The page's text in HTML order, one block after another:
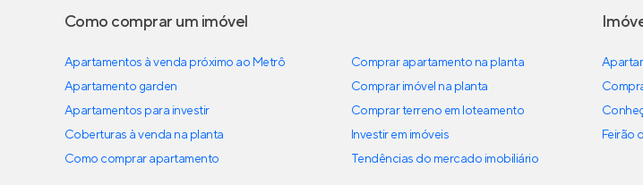
Como comprar um imóvel
Apartamentos à venda próximo ao Metrô
Apartamento garden
Apartamentos para investir
Coberturas à venda na planta
Como comprar apartamento
Comprar apartamento na planta
Comprar imóvel na planta
Comprar terreno em loteamento
Investir em imóveis
Tendências do mercado imobiliário
Feirão